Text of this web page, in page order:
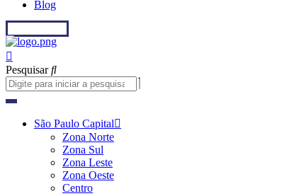
Blog
Pesquisar
São Paulo Capital
Zona Norte
Zona Sul
Zona Leste
Zona Oeste
Centro